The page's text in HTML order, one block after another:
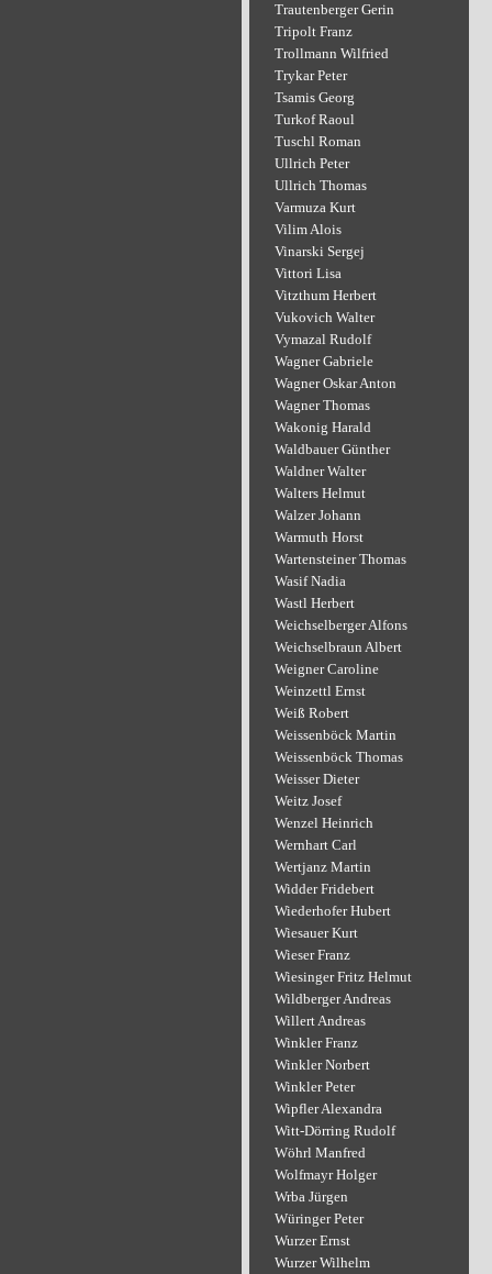
Trautenberger Gerin
Tripolt Franz
Trollmann Wilfried
Trykar Peter
Tsamis Georg
Turkof Raoul
Tuschl Roman
Ullrich Peter
Ullrich Thomas
Varmuza Kurt
Vilim Alois
Vinarski Sergej
Vittori Lisa
Vitzthum Herbert
Vukovich Walter
Vymazal Rudolf
Wagner Gabriele
Wagner Oskar Anton
Wagner Thomas
Wakonig Harald
Waldbauer Günther
Waldner Walter
Walters Helmut
Walzer Johann
Warmuth Horst
Wartensteiner Thomas
Wasif Nadia
Wastl Herbert
Weichselberger Alfons
Weichselbraun Albert
Weigner Caroline
Weinzettl Ernst
Weiß Robert
Weissenböck Martin
Weissenböck Thomas
Weisser Dieter
Weitz Josef
Wenzel Heinrich
Wernhart Carl
Wertjanz Martin
Widder Fridebert
Wiederhofer Hubert
Wiesauer Kurt
Wieser Franz
Wiesinger Fritz Helmut
Wildberger Andreas
Willert Andreas
Winkler Franz
Winkler Norbert
Winkler Peter
Wipfler Alexandra
Witt-Dörring Rudolf
Wöhrl Manfred
Wolfmayr Holger
Wrba Jürgen
Würinger Peter
Wurzer Ernst
Wurzer Wilhelm